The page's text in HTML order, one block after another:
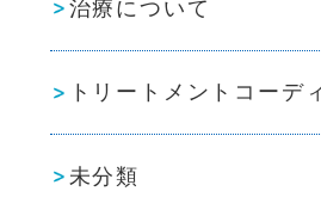
治療について
トリートメントコーデ
未分類